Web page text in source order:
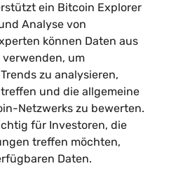
ein Bitcoin Explorer
Analyse von
können Daten aus
um
zu analysieren,
und die allgemeine
Netzwerks zu bewerten.
für Investoren, die
treffen möchten,
Daten.